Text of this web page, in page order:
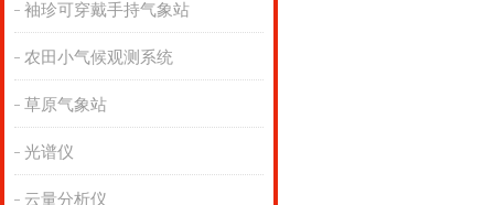
袖珍可穿戴手持气象站
农田小气候观测系统
草原气象站
光谱仪
云量分析仪